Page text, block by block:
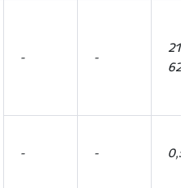
- -
21
627
- - 0,5